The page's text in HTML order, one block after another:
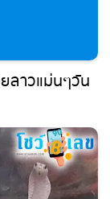
าวแม่นๆ